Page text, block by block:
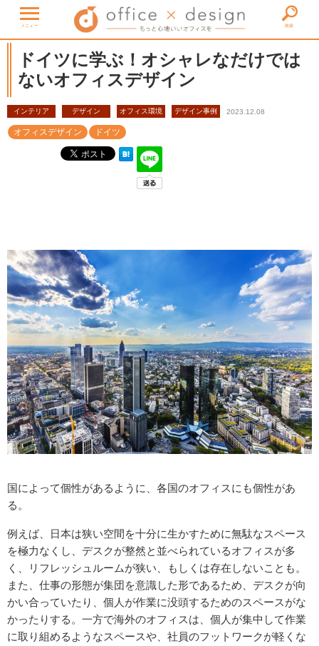
メニュー 検索
ドイツに学ぶ！オシャレなだけでは
ないオフィスデザイン
インテリア デザイン オフィス環境 デザイン事例 2023.12.08
オフィスデザイン ドイツ
国によって個性があるように、各国のオフィスにも個性があ
る。
例えば、日本は狭い空間を十分に生かすために無駄なスペース
を極力なくし、デスクが整然と並べられているオフィスが多
く、リフレッシュルームが狭い、もしくは存在しないことも。
また、仕事の形態が集団を意識した形であるため、デスクが向
かい合っていたり、個人が作業に没頭するためのスペースがな
かったりする。一方で海外のオフィスは、個人が集中して作業
に取り組めるようなスペースや、社員のフットワークが軽くな